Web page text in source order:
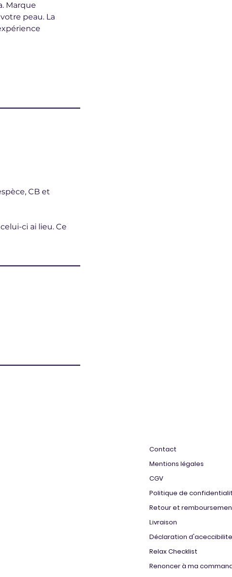
Marque
peau. La
CB et
ci ai lieu. Ce
Contact
Mentions légales
CGV
Politique de
Retour et
Livraison
Déclaration d'aceccibilite
Relax Checklist
Renoncer à ma